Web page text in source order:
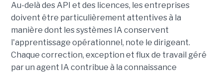
Au-delà des API et des licences, les entreprises
doivent être particulièrement attentives à la
manière dont les systèmes IA conservent
l'apprentissage opérationnel, note le dirigeant.
Chaque correction, exception et flux de travail géré
par un agent IA contribue à la connaissance